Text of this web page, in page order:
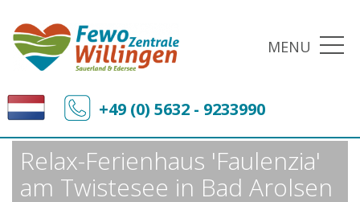
MENU
+49 (0) 5632 - 9233990
Fewo-Zentrale Willingen
Sonderangebote
Relax-Ferienhaus 'Faulenzia' am Twistesee in Bad Arolsen / Twistesee
Relax-Ferienhaus 'Faulenzia'
am Twistesee in Bad Arolsen